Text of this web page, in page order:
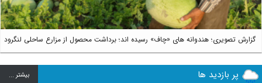
گزارش تصویری؛ هندوانه های «چاف» رسیده اند؛ برداشت محصول از مزارع ساحلی لنگرود
پر بازدید ها بيشتر ...